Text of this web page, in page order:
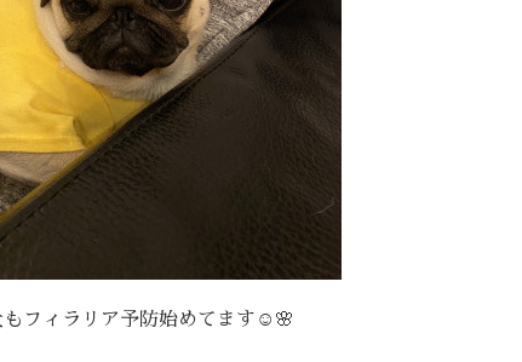
もフィラリア予防始めてます☺️🌸